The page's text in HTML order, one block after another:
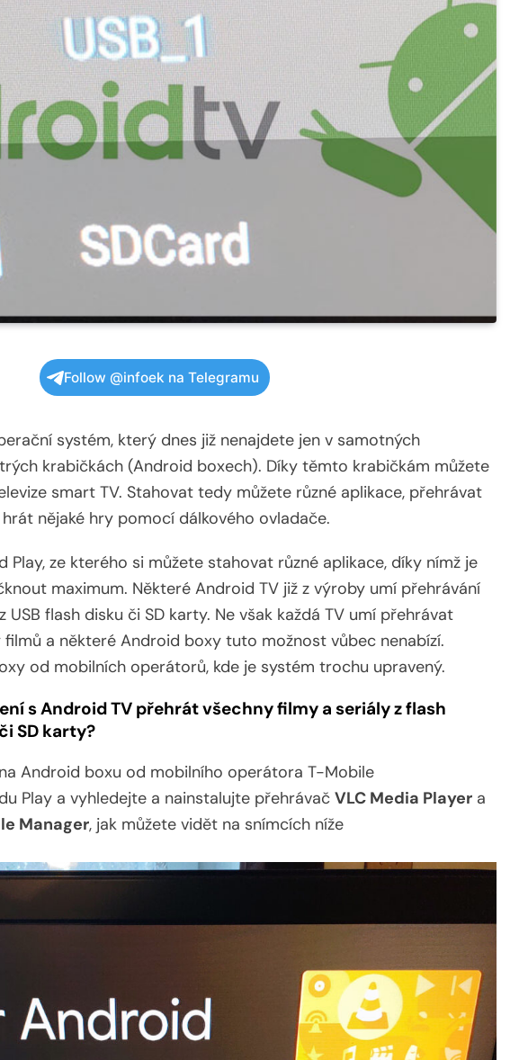
Follow @infoek na Telegramu
systém, který dnes již nenajdete jen v samotných
krabičkách (Android boxech). Díky těmto krabičkám můžete
smart TV. Stahovat tedy můžete různé aplikace, přehrávat
nějaké hry pomocí dálkového ovladače.
Play, ze kterého si můžete stahovat různé aplikace, díky nímž je
maximum. Některé Android TV již z výroby umí přehrávání
USB flash disku či SD karty. Ne však každá TV umí přehrávat
a některé Android boxy tuto možnost vůbec nenabízí.
od mobilních operátorů, kde je systém trochu upravený.
s Android TV přehrát všechny filmy a seriály z flash
SD karty?
Android boxu od mobilního operátora T-Mobile
Play a vyhledejte a nainstalujte přehrávač VLC Media Player a
Manager, jak můžete vidět na snímcích níže